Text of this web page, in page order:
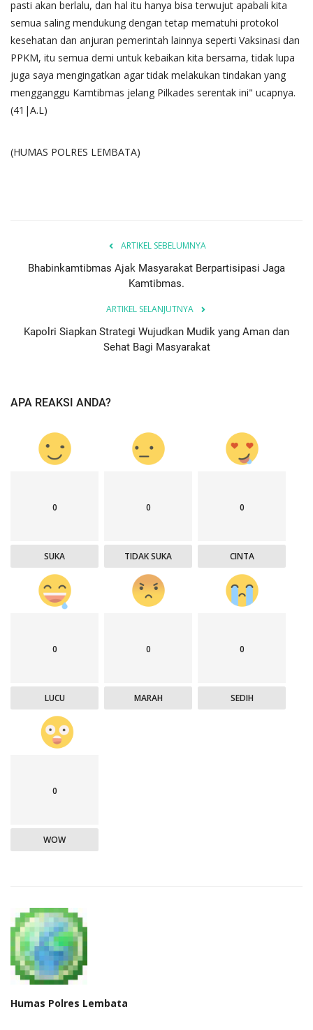
pasti akan berlalu, dan hal itu hanya bisa terwujut apabali kita
semua saling mendukung dengan tetap mematuhi protokol
kesehatan dan anjuran pemerintah lainnya seperti Vaksinasi dan
PPKM, itu semua demi untuk kebaikan kita bersama, tidak lupa
juga saya mengingatkan agar tidak melakukan tindakan yang
mengganggu Kamtibmas jelang Pilkades serentak ini" ucapnya.
(41|A.L)
(HUMAS POLRES LEMBATA)
ARTIKEL SEBELUMNYA
Bhabinkamtibmas Ajak Masyarakat Berpartisipasi Jaga
Kamtibmas.
ARTIKEL SELANJUTNYA
Kapolri Siapkan Strategi Wujudkan Mudik yang Aman dan
Sehat Bagi Masyarakat
APA REAKSI ANDA?
0
SUKA
0
TIDAK SUKA
0
CINTA
0
LUCU
0
MARAH
0
SEDIH
0
WOW
Humas Polres Lembata